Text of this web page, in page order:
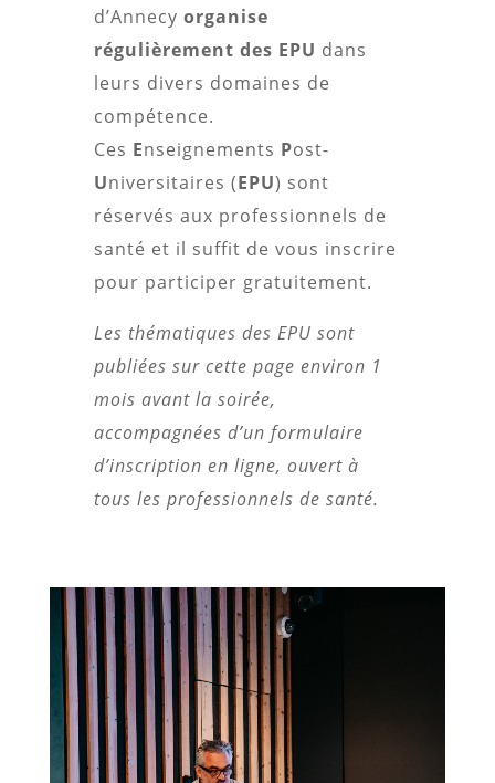
d’Annecy organise
régulièrement des EPU dans
leurs divers domaines de
compétence.
Ces Enseignements Post-
Universitaires (EPU) sont
réservés aux professionnels de
santé et il suffit de vous inscrire
pour participer gratuitement.
Les thématiques des EPU sont
publiées sur cette page environ 1
mois avant la soirée,
accompagnées d’un formulaire
d’inscription en ligne, ouvert à
tous les professionnels de santé.